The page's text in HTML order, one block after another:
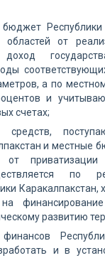
Республики
от
а по
и
счетах;
средств,
и местные
приватизации
по
Каракалпакстан,
развитию
финансов
и в